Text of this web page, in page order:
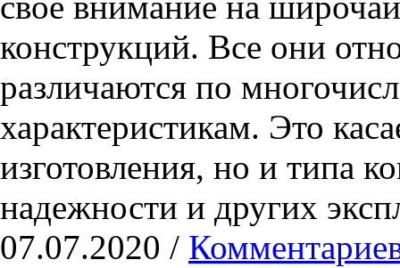
конструкций. Все они
различаются по
характеристикам. Это
изготовления, но и типа
надежности и других
07.07.2020 /